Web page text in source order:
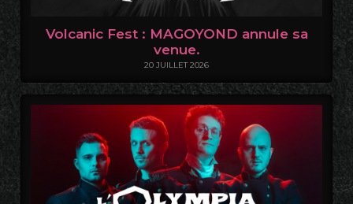
Volcanic Fest : MAGOYOND annule sa
venue.
20 JUILLET 2026